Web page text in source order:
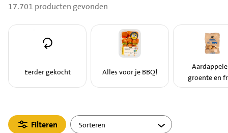
17.701 producten gevonden
Eerder gekocht Alles voor je BBQ!
groente en
Filteren